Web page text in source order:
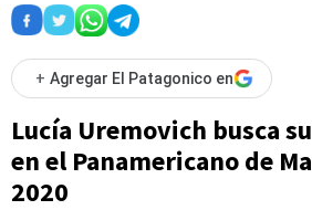
+ Agregar El Patagonico en
Lucía Uremovich busca
en el Panamericano de
2020